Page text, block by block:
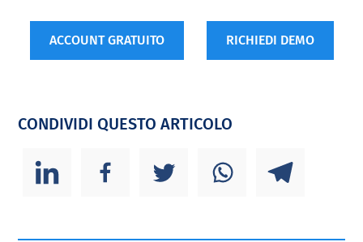
ACCOUNT GRATUITO RICHIEDI DEMO
CONDIVIDI QUESTO ARTICOLO